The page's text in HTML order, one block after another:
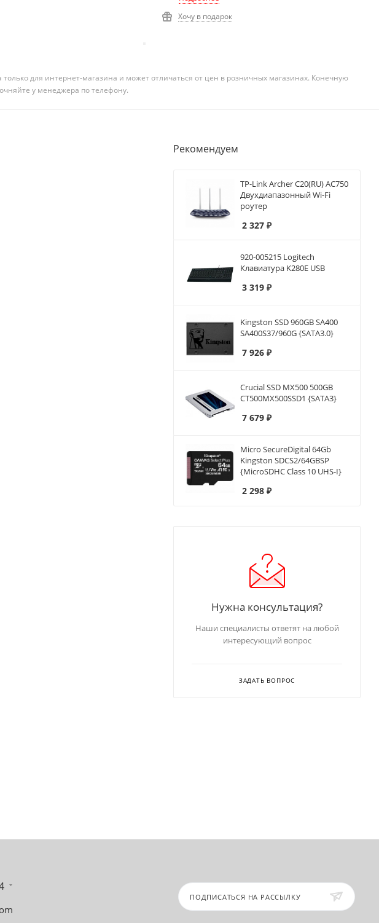
Хочу в подарок
только для интернет-магазина и может отличаться от цен в розничных магазинах. Конечную
у менеджера по телефону.
Рекомендуем
TP-Link Archer C20(RU) AC750
Двухдиапазонный Wi-Fi
роутер
2 327 ₽
920-005215 Logitech
Клавиатура K280E USB
3 319 ₽
Kingston SSD 960GB SA400
SA400S37/960G {SATA3.0}
7 926 ₽
Crucial SSD MX500 500GB
CT500MX500SSD1 {SATA3}
7 679 ₽
Micro SecureDigital 64Gb
Kingston SDCS2/64GBSP
{MicroSDHC Class 10 UHS-I}
2 298 ₽
Нужна консультация?
Наши специалисты ответят на любой
интересующий вопрос
ЗАДАТЬ ВОПРОС
ПОДПИСАТЬСЯ НА РАССЫЛКУ